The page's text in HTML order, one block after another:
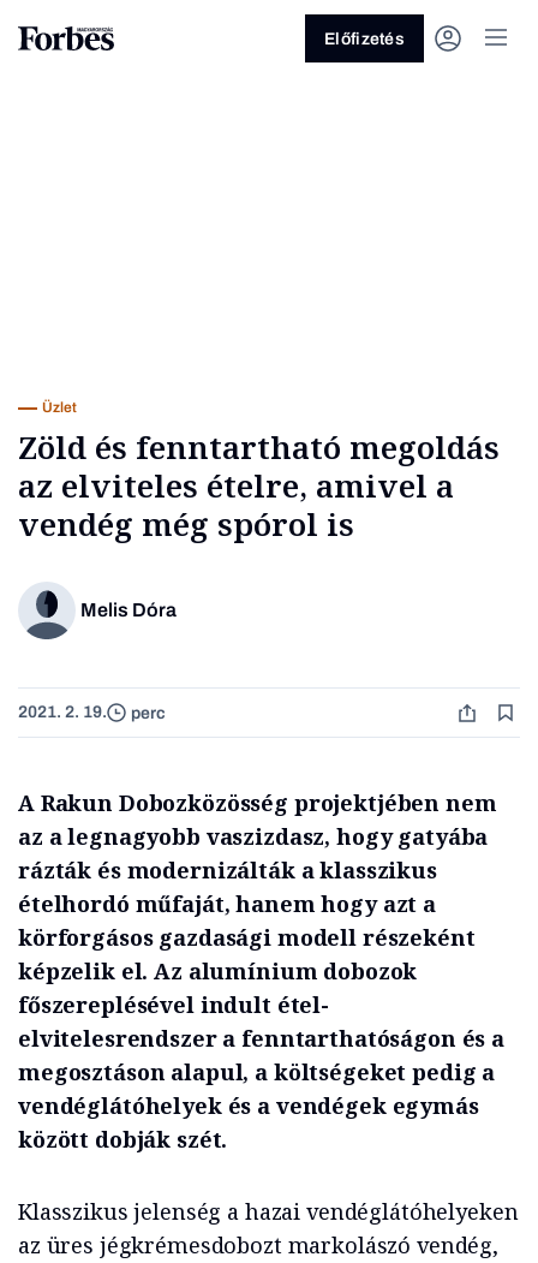
Előfizetés
Üzlet
Zöld és fenntartható megoldás
az elviteles ételre, amivel a
vendég még spórol is
Melis Dóra
2021. 2. 19. perc
A Rakun Dobozközösség projektjében nem
az a legnagyobb vaszizdasz, hogy gatyába
rázták és modernizálták a klasszikus
ételhordó műfaját, hanem hogy azt a
körforgásos gazdasági modell részeként
képzelik el. Az alumínium dobozok
főszereplésével indult étel-
elvitelesrendszer a fenntarthatóságon és a
megosztáson alapul, a költségeket pedig a
vendéglátóhelyek és a vendégek egymás
között dobják szét.
Klasszikus jelenség a hazai vendéglátóhelyeken
az üres jégkrémesdobozt markolászó vendég,